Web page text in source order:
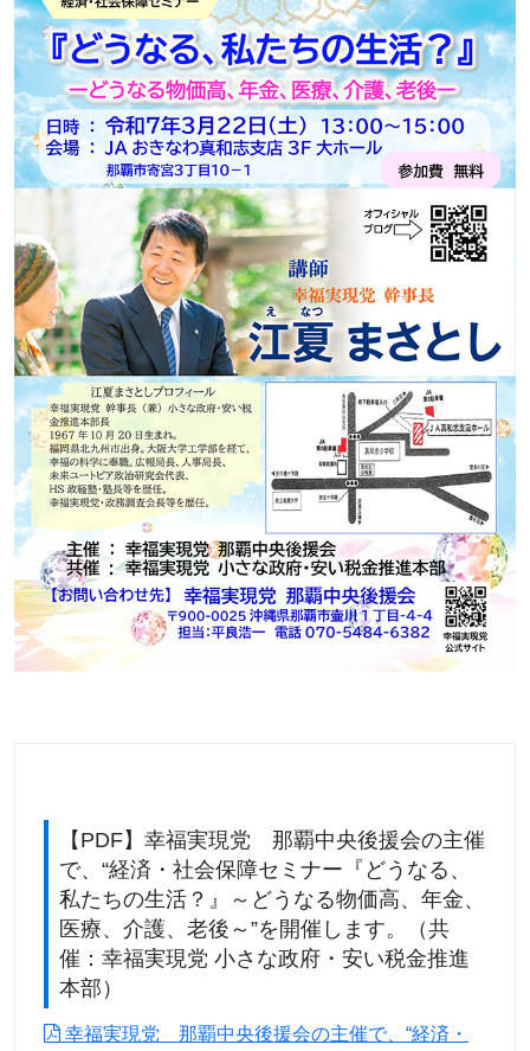
【PDF】幸福実現党 那覇中央後援会の主催
で、“経済・社会保障セミナー『どうなる、
私たちの生活？』～どうなる物価高、年金、
医療、介護、老後～”を開催します。（共
催：幸福実現党 小さな政府・安い税金推進
本部）
幸福実現党 那覇中央後援会の主催で、“経済・